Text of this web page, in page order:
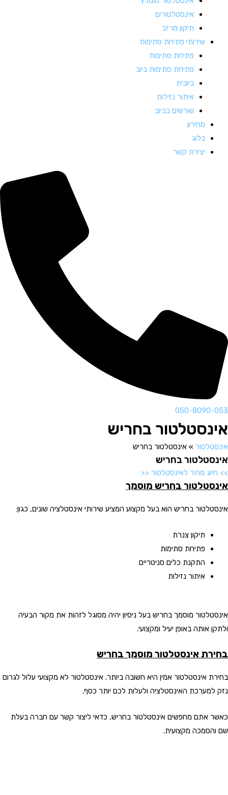
אינסטלטורים
תיקון מרזב
שירותי פתיחת סתימות
פתיחת סתימות
פתיחת סתימות ביוב
ביובית
איתור נזילות
שורשים בביוב
מחירון
בלוג
יצירת קשר
050-8090-053
אינסטלטור בחריש
אינסטלטור » אינסטלטור בחריש
אינסטלטור בחריש
>> חיוג מהיר לאינסטלטור <<
אינסטלטור בחריש מוסמך
אינסטלטור בחריש הוא בעל מקצוע המציע שירותי אינסטלציה שונים, כגון:
תיקון צנרת
פתיחת סתימות
התקנת כלים סניטריים
איתור נזילות
אינסטלטור מוסמך בחריש בעל ניסיון יהיה מסוגל לזהות את מקור הבעיה
ולתקן אותה באופן יעיל ומקצועי.
בחירת אינסטלטור מוסמך בחריש
בחירת אינסטלטור אמין היא חשובה ביותר. אינסטלטור לא מקצועי עלול לגרום
נזק למערכת האינסטלציה ולעלות לכם יותר כסף.
כאשר אתם מחפשים אינסטלטור בחריש, כדאי ליצור קשר עם חברה בעלת
שם והסמכה מקצועית.